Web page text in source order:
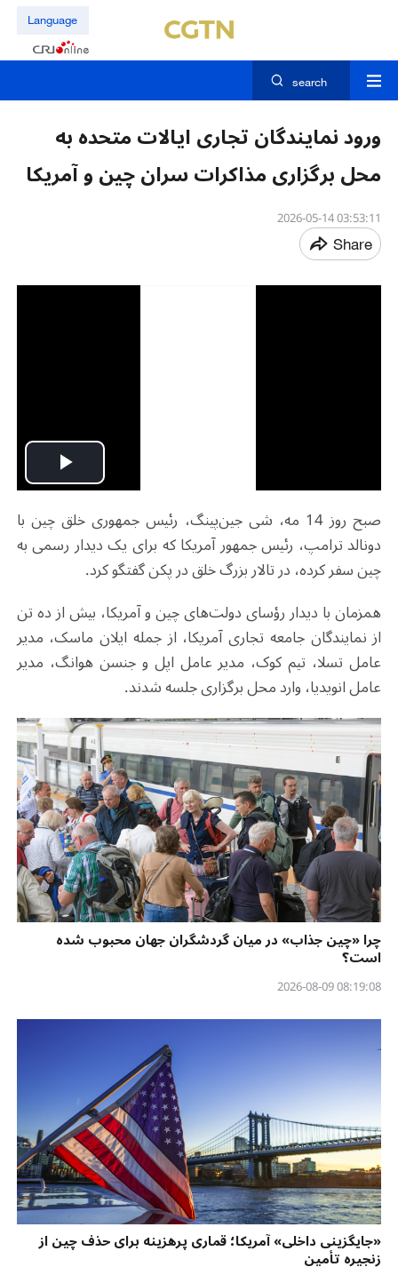
Language
search
ورود نمایندگان تجاری ایالات متحده به
محل برگزاری مذاکرات سران چین و آمریکا
03:53:11 2026-05-14
Share
Play
صبح روز 14 مه، شی جین‌پینگ، رئیس جمهوری خلق چین با
دونالد ترامپ، رئیس جمهور آمریکا که برای یک دیدار رسمی به
چین سفر کرده، در تالار بزرگ خلق در پکن گفتگو کرد.
همزمان با دیدار رؤسای دولت‌های چین و آمریکا، بیش از ده تن
از نمایندگان جامعه تجاری آمریکا، از جمله ایلان ماسک، مدیر
عامل تسلا، تیم کوک، مدیر عامل اپل و جنسن هوانگ، مدیر
عامل انویدیا، وارد محل برگزاری جلسه شدند.
چرا «چین جذاب» در میان گردشگران جهان محبوب شده
است؟
08:19:08 2026-08-09
«جایگزینی داخلی» آمریکا؛ قماری پرهزینه برای حذف چین از
زنجیره تأمین